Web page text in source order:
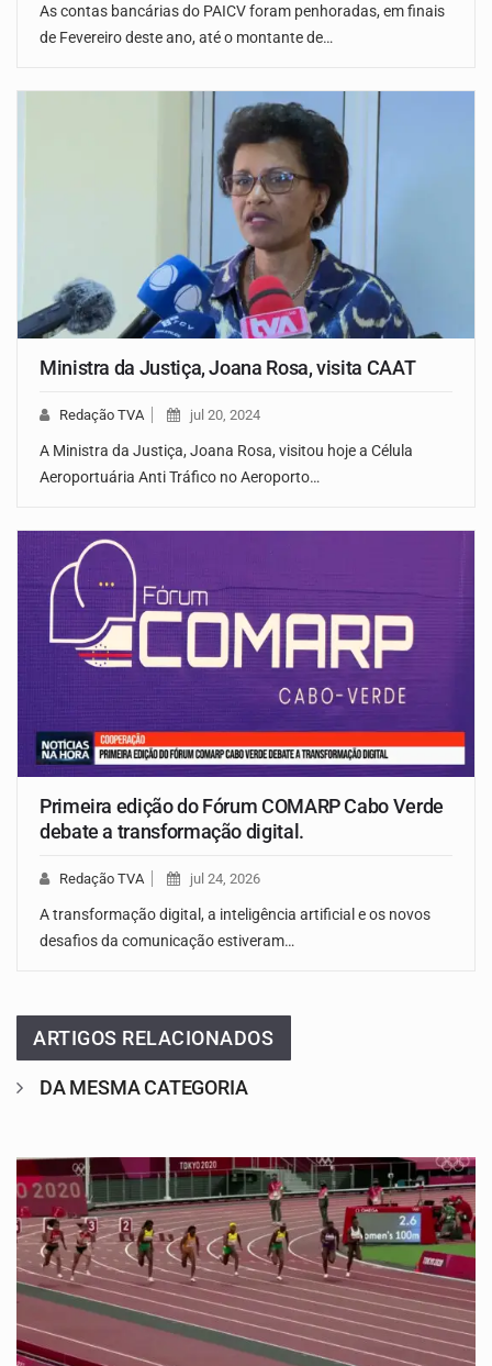
As contas bancárias do PAICV foram penhoradas, em finais
de Fevereiro deste ano, até o montante de…
Ministra da Justiça, Joana Rosa, visita CAAT
Redação TVA jul 20, 2024
A Ministra da Justiça, Joana Rosa, visitou hoje a Célula
Aeroportuária Anti Tráfico no Aeroporto…
Primeira edição do Fórum COMARP Cabo Verde
debate a transformação digital.
Redação TVA jul 24, 2026
A transformação digital, a inteligência artificial e os novos
desafios da comunicação estiveram…
ARTIGOS RELACIONADOS
DA MESMA CATEGORIA